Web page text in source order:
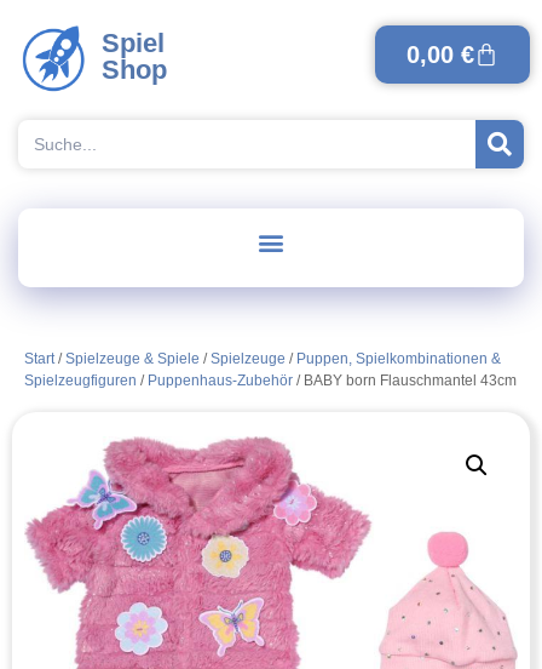
Spiel
Shop
0,00 €
Start/Spielzeuge & Spiele /Spielzeuge / Puppen, Spielkombinationen &
Spielzeugfiguren / Puppenhaus-Zubehör / BABY born Flauschmantel 43cm